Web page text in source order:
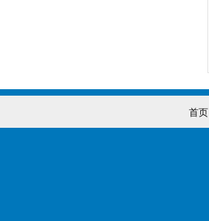
首页